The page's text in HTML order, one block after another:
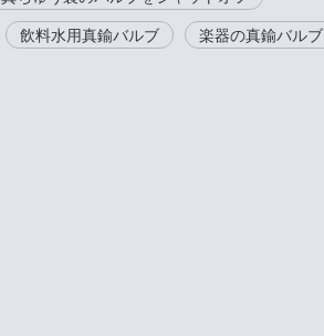
飲料水用真鍮バルブ
楽器の真鍮バルブ